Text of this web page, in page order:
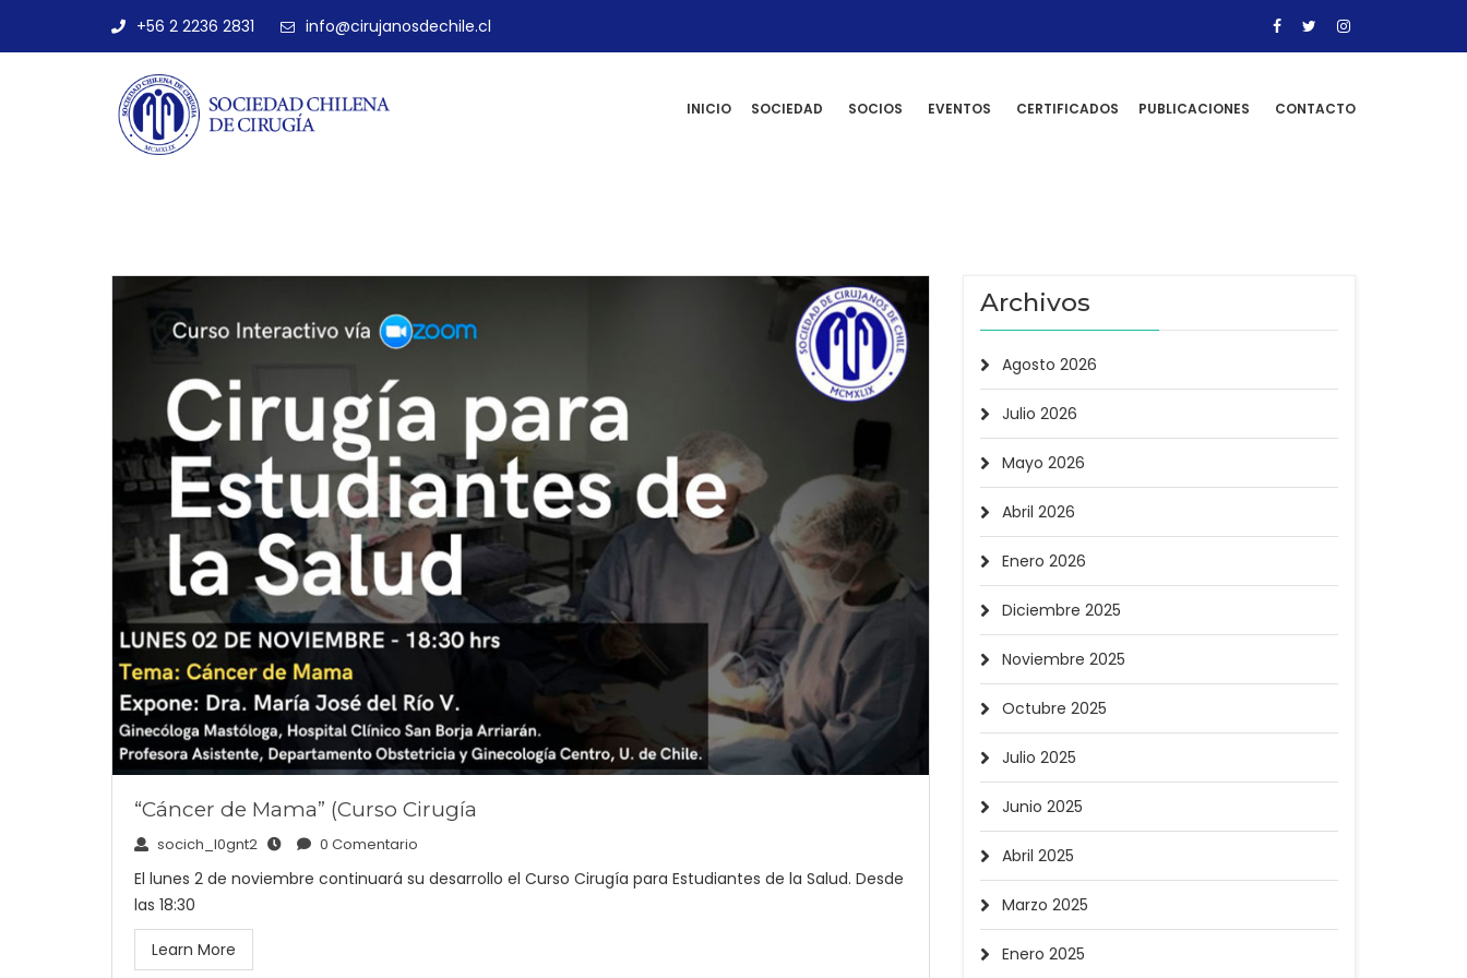
+56 2 2236 2831 info@cirujanosdechile.cl
INICIO SOCIEDAD SOCIOS EVENTOS CERTIFICADOS PUBLICACIONES CONTACTO
“Cáncer de Mama” (Curso Cirugía
socich_l0gnt2 0 Comentario
El lunes 2 de noviembre continuará su desarrollo el Curso Cirugía para Estudiantes de la Salud. Desde
las 18:30
Learn More
Archivos
Agosto 2026
Julio 2026
Mayo 2026
Abril 2026
Enero 2026
Diciembre 2025
Noviembre 2025
Octubre 2025
Julio 2025
Junio 2025
Abril 2025
Marzo 2025
Enero 2025